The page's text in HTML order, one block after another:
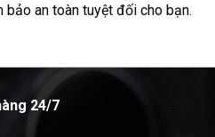
bảo an toàn tuyệt đối cho bạn.
24/7